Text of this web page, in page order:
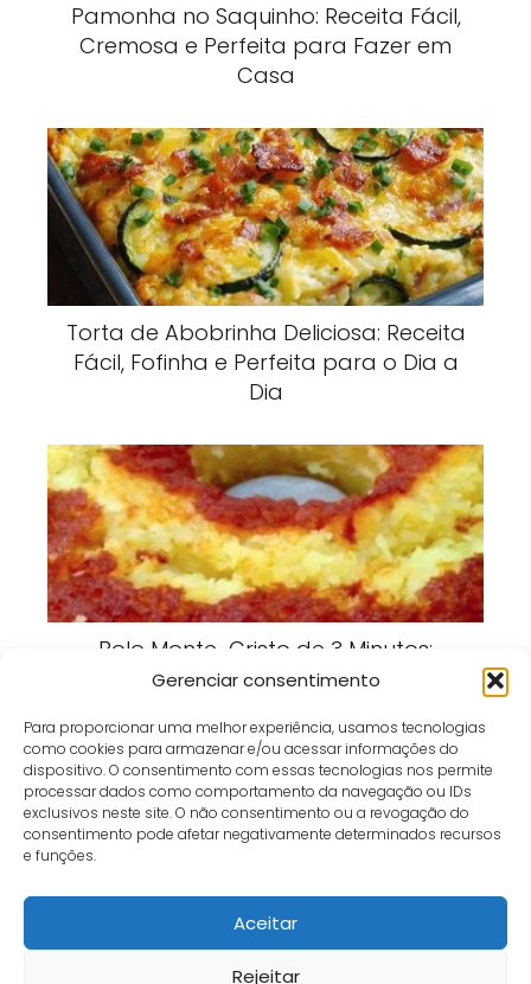
Gerenciar consentimento
Para proporcionar uma melhor experiência, usamos tecnologias
como cookies para armazenar e/ou acessar informações do
dispositivo. O consentimento com essas tecnologias nos permite
processar dados como comportamento da navegação ou IDs
exclusivos neste site. O não consentimento ou a revogação do
consentimento pode afetar negativamente determinados recursos
e funções.
Aceitar
Rejeitar
Pamonha no Saquinho: Receita Fácil,
Cremosa e Perfeita para Fazer em
Casa
Torta de Abobrinha Deliciosa: Receita
Fácil, Fofinha e Perfeita para o Dia a
Dia
Bolo Monte-Cristo de 3 Minutos:
Receita Rápida, Fofinha e Perfeita
Café e Gol receita
Bolo Leve Como Algodão: Receita Fofinha, Delicada e Muito
Fácil de Fazer
Política de Privacidade
Sobre
Fale Conosco